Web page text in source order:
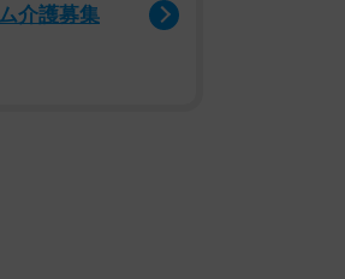
SNSに投稿された話
マンション”のよう。
ゃ丸くん（2歳）、
介護募集